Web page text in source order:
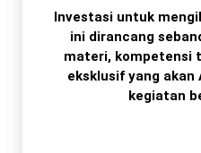
Investasi untuk
ini dirancang
materi, kompetensi
eksklusif yang akan
kegiatan